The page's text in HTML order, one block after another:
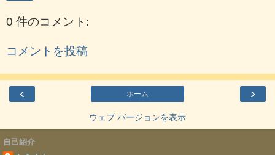
0 件のコメント:
コメントを投稿
‹ ›
ホーム
ウェブ バージョンを表示
自己紹介